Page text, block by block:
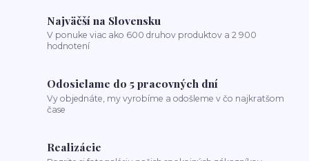
Najväčší na Slovensku
V ponuke viac ako 600 druhov produktov a 2 900
hodnotení
Odosielame do 5 pracovných dní
Vy objednáte, my vyrobíme a odošleme v čo najkratšom
čase
Realizácie